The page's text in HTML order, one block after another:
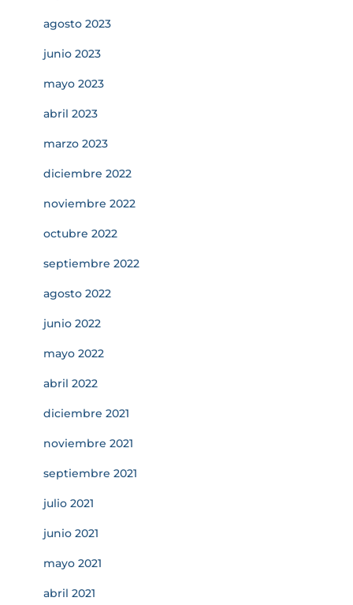
agosto 2023
junio 2023
mayo 2023
abril 2023
marzo 2023
diciembre 2022
noviembre 2022
octubre 2022
septiembre 2022
agosto 2022
junio 2022
mayo 2022
abril 2022
diciembre 2021
noviembre 2021
septiembre 2021
julio 2021
junio 2021
mayo 2021
abril 2021